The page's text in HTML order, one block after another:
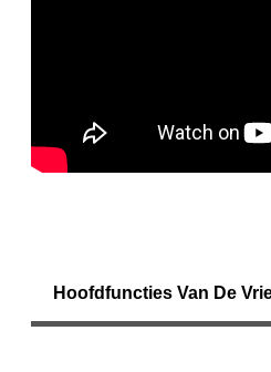
Hoofdfuncties Van De